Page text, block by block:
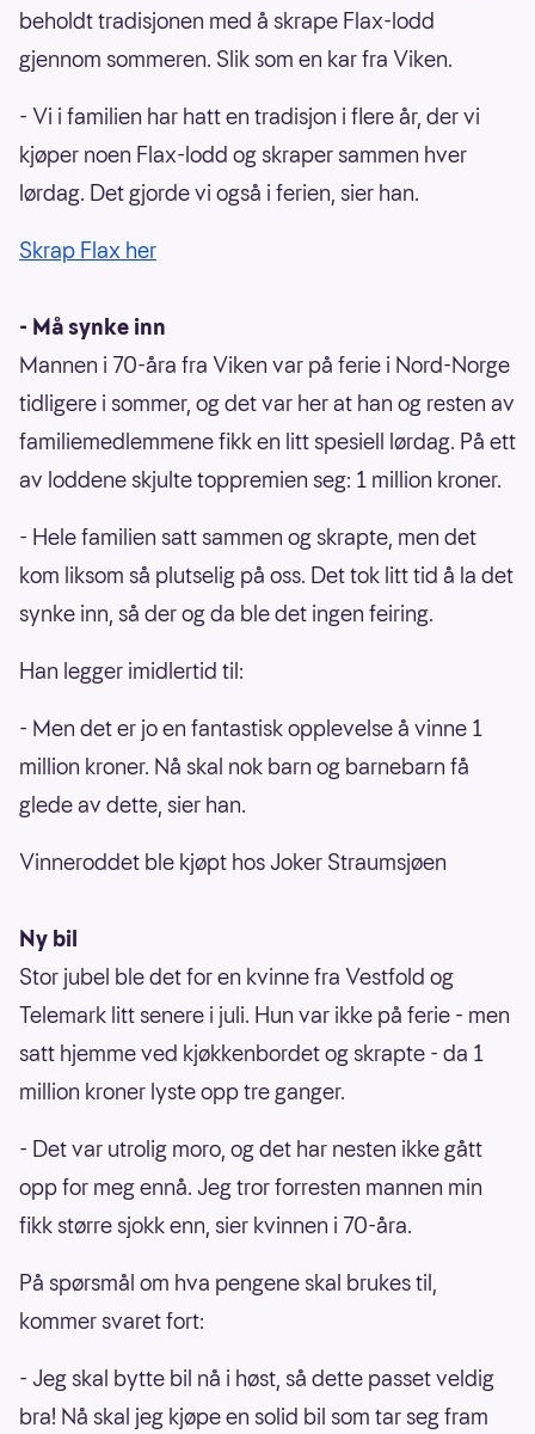
beholdt tradisjonen med å skrape Flax-lodd
gjennom sommeren. Slik som en kar fra Viken.
- Vi i familien har hatt en tradisjon i flere år, der vi
kjøper noen Flax-lodd og skraper sammen hver
lørdag. Det gjorde vi også i ferien, sier han.
Skrap Flax her
- Må synke inn
Mannen i 70-åra fra Viken var på ferie i Nord-Norge
tidligere i sommer, og det var her at han og resten av
familiemedlemmene fikk en litt spesiell lørdag. På ett
av loddene skjulte toppremien seg: 1 million kroner.
- Hele familien satt sammen og skrapte, men det
kom liksom så plutselig på oss. Det tok litt tid å la det
synke inn, så der og da ble det ingen feiring.
Han legger imidlertid til:
- Men det er jo en fantastisk opplevelse å vinne 1
million kroner. Nå skal nok barn og barnebarn få
glede av dette, sier han.
Vinneroddet ble kjøpt hos Joker Straumsjøen
Ny bil
Stor jubel ble det for en kvinne fra Vestfold og
Telemark litt senere i juli. Hun var ikke på ferie - men
satt hjemme ved kjøkkenbordet og skrapte - da 1
million kroner lyste opp tre ganger.
- Det var utrolig moro, og det har nesten ikke gått
opp for meg ennå. Jeg tror forresten mannen min
fikk større sjokk enn, sier kvinnen i 70-åra.
På spørsmål om hva pengene skal brukes til,
kommer svaret fort:
- Jeg skal bytte bil nå i høst, så dette passet veldig
bra! Nå skal jeg kjøpe en solid bil som tar seg fram